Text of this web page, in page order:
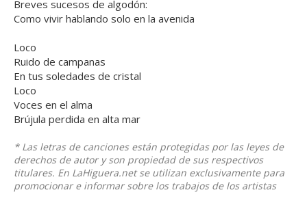
Breves sucesos de algodón:
Como vivir hablando solo en la avenida
Loco
Ruido de campanas
En tus soledades de cristal
Loco
Voces en el alma
Brújula perdida en alta mar
* Las letras de canciones están protegidas por las leyes de
derechos de autor y son propiedad de sus respectivos
titulares. En LaHiguera.net se utilizan exclusivamente para
promocionar e informar sobre los trabajos de los artistas